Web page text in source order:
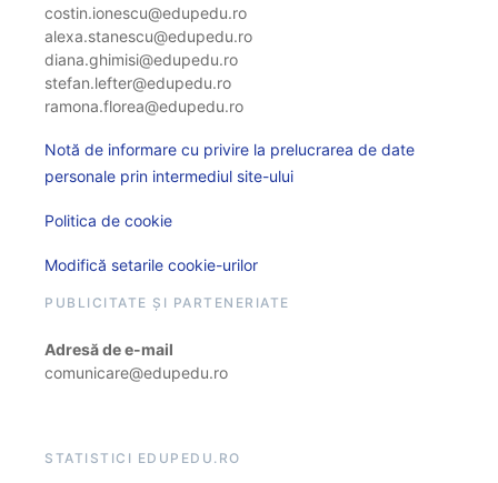
costin.ionescu@edupedu.ro
alexa.stanescu@edupedu.ro
diana.ghimisi@edupedu.ro
stefan.lefter@edupedu.ro
ramona.florea@edupedu.ro
Notă de informare cu privire la prelucrarea de date
personale prin intermediul site-ului
Politica de cookie
Modifică setarile cookie-urilor
PUBLICITATE ȘI PARTENERIATE
Adresă de e-mail
comunicare@edupedu.ro
STATISTICI EDUPEDU.RO